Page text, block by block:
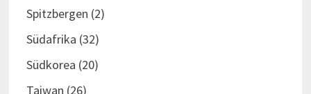
Spitzbergen (2)
Südafrika (32)
Südkorea (20)
Taiwan (26)